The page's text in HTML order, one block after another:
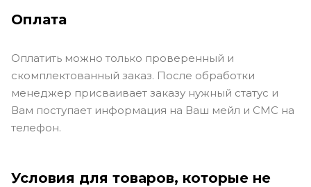
Оплата
Оплатить можно только проверенный и
скомплектованный заказ. После обработки
менеджер присваивает заказу нужный статус и
Вам поступает информация на Ваш мейл и СМС на
телефон.
Условия для товаров, которые не